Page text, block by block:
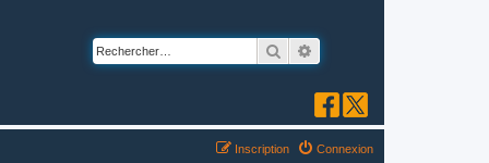
Rechercher
Connexion
Inscription